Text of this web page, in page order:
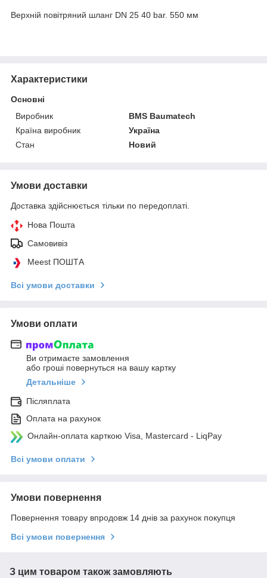
Верхній повітряний шланг DN 25 40 bar. 550 мм
Характеристики
Основні
Виробник
BMS Baumatech
Країна виробник
Україна
Стан
Новий
Умови доставки
Доставка здійснюється тільки по передоплаті.
Нова Пошта
Самовивіз
Meest ПОШТА
Всі умови доставки
Умови оплати
Ви отримаєте замовлення
або гроші повернуться на вашу картку
Детальніше
Післяплата
Оплата на рахунок
Онлайн-оплата карткою Visa, Mastercard - LiqPay
Всі умови оплати
Умови повернення
Повернення товару впродовж 14 днів за рахунок покупця
Всі умови повернення
З цим товаром також замовляють